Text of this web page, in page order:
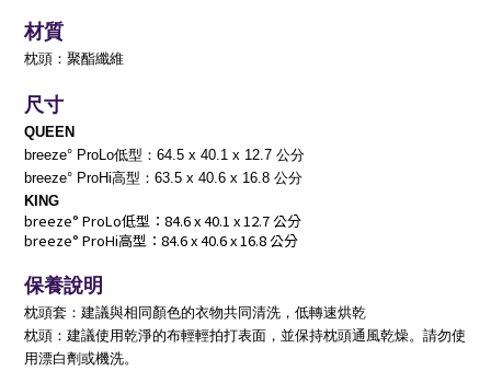
材質
枕頭： 聚酯纖維
尺寸
QUEEN
breeze° ProLo低型：64.5 x 40.1 x 12.7 公分
breeze° ProHi高型：63.5 x 40.6 x 16.8 公分
KING
breeze° ProLo低型：84.6 x 40.1 x 12.7 公分
breeze° ProHi高型：84.6 x 40.6 x 16.8 公分
保養說明
枕頭套：建議與相同顏色的衣物共同清洗，低轉速烘乾
枕頭： 建議使用乾淨的布輕輕拍打表面，並保持枕頭通風乾燥。請勿使
用漂白劑或機洗。